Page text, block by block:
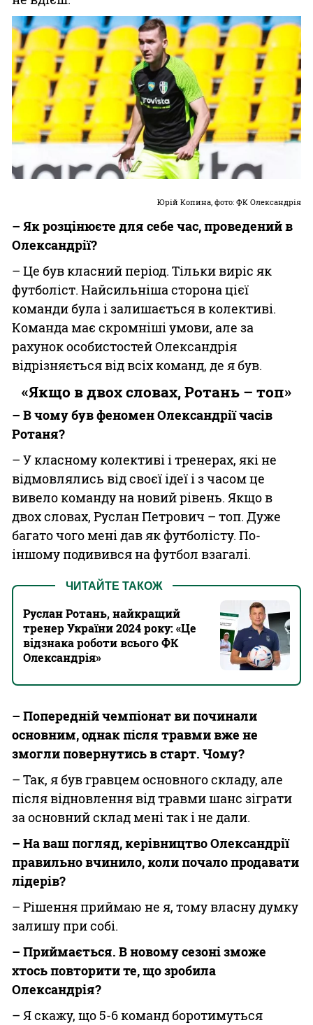
Юрій Копина, фото: ФК Олександрія
– Як розцінюєте для себе час, проведений в
Олександрії?
– Це був класний період. Тільки виріс як
футболіст. Найсильніша сторона цієї
команди була і залишається в колективі.
Команда має скромніші умови, але за
рахунок особистостей Олександрія
відрізняється від всіх команд, де я був.
«Якщо в двох словах, Ротань – топ»
– В чому був феномен Олександрії часів
Ротаня?
– У класному колективі і тренерах, які не
відмовлялись від своєї ідеї і з часом це
вивело команду на новий рівень. Якщо в
двох словах, Руслан Петрович – топ. Дуже
багато чого мені дав як футболісту. По-
іншому подивився на футбол взагалі.
ЧИТАЙТЕ ТАКОЖ
Руслан Ротань, найкращий
тренер України 2024 року: «Це
відзнака роботи всього ФК
Олександрія»
– Попередній чемпіонат ви починали
основним, однак після травми вже не
змогли повернутись в старт. Чому?
– Так, я був гравцем основного складу, але
після відновлення від травми шанс зіграти
за основний склад мені так і не дали.
– На ваш погляд, керівництво Олександрії
правильно вчинило, коли почало продавати
лідерів?
– Рішення приймаю не я, тому власну думку
залишу при собі.
– Приймається. В новому сезоні зможе
хтось повторити те, що зробила
Олександрія?
– Я скажу, що 5-6 команд боротимуться